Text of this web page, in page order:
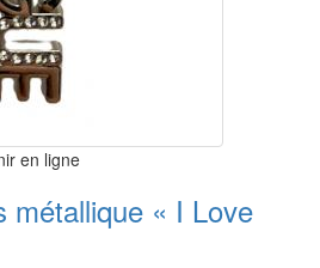
en ligne
métallique « I Love